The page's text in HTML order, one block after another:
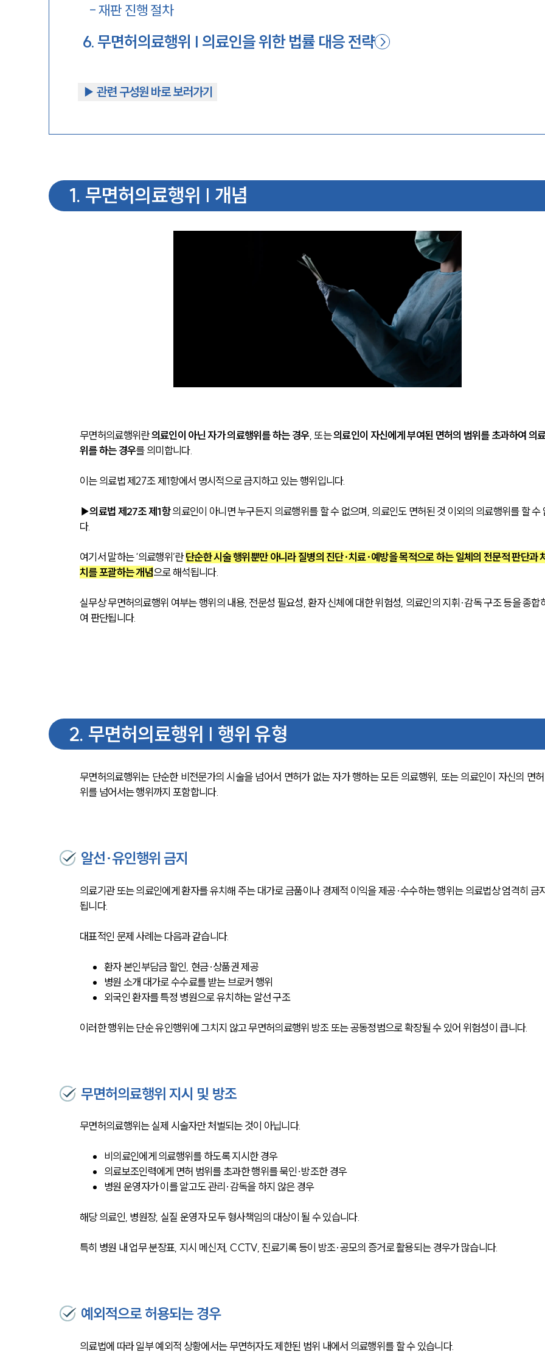
-재판 진행 절차
6. 무면허의료행위 | 의료인을 위한 법률 대응 전략
▶︎ 관련 구성원 바로 보러가기
1. 무면허의료행위 | 개념
무면허의료행위란 의료인이 아닌 자가 의료행위를 하는 경우 , 또는 의료인이 자신에게 부여된 면허의 범위를 초과하여 의
위를 하는 경우를 의미합니다.
이는 의료법 제27조 제1항에서 명시적으로 금지하고 있는 행위입니다.
▶의료법 제27조 제1항 의료인이 아니면 누구든지 의료행위를 할 수 없으며, 의료인도 면허된 것 이외의 의료행위를 할 수
다.
여기서 말하는 ‘의료행위’란 단순한 시술 행위뿐만 아니라 질병의 진단·치료·예방을 목적으로 하는 일체의 전문적 판단과
치를 포괄하는 개념으로 해석됩니다.
실무상 무면허의료행위 여부는 행위의 내용, 전문성 필요성, 환자 신체에 대한 위험성, 의료인의 지휘·감독 구조 등을 종합
여 판단됩니다.
2. 무면허의료행위 | 행위 유형
무면허의료행위는 단순한 비전문가의 시술을 넘어서 면허가 없는 자가 행하는 모든 의료행위, 또는 의료인이 자신의 면
위를 넘어서는 행위까지 포함합니다.
알선·유인행위 금지
의료기관 또는 의료인에게 환자를 유치해 주는 대가로 금품이나 경제적 이익을 제공·수수하는 행위는 의료법상 엄격히 금
됩니다.
대표적인 문제 사례는 다음과 같습니다.
환자 본인부담금 할인, 현금·상품권 제공
병원 소개 대가로 수수료를 받는 브로커 행위
외국인 환자를 특정 병원으로 유치하는 알선 구조
이러한 행위는 단순 유인행위에 그치지 않고 무면허의료행위 방조 또는 공동정범으로 확장될 수 있어 위험성이 큽니다.
무면허의료행위 지시 및 방조
무면허의료행위는 실제 시술자만 처벌되는 것이 아닙니다.
비의료인에게 의료행위를 하도록 지시한 경우
의료보조인력에게 면허 범위를 초과한 행위를 묵인·방조한 경우
병원 운영자가 이를 알고도 관리·감독을 하지 않은 경우
해당 의료인, 병원장, 실질 운영자 모두 형사책임의 대상이 될 수 있습니다.
특히 병원 내 업무 분장표, 지시 메신저, CCTV, 진료기록 등이 방조·공모의 증거로 활용되는 경우가 많습니다.
예외적으로 허용되는 경우
의료법에 따라 일부 예외적 상황에서는 무면허자도 제한된 범위 내에서 의료행위를 할 수 있습니다.